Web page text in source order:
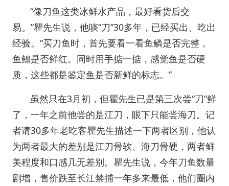
“像刀鱼这类冰鲜水产品，最好看货后交
易。”瞿先生说，他啖“刀”30多年，已经买出、吃出
经验。“买刀鱼时，首先要看一看鱼鳞是否完整，
鱼鳃是否鲜红。同时用手掂一掂，感觉鱼是否硬
质，这些都是鉴定鱼是否新鲜的标志。”
虽然只在3月初，但瞿先生已是第三次尝“刀”鲜
了，一年之前他尝的是江刀，眼下只能尝海刀。记
者请30多年老吃客瞿先生描述一下两者区别，他认
为两者最大的差别是江刀骨软、海刀骨硬，两者鲜
美程度和口感几无差别。瞿先生说，今年刀鱼数量
剧增，售价跌至长江禁捕一年多来最低，他们圈内